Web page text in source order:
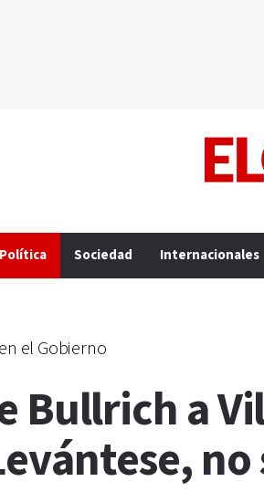
Política Sociedad Internacionales
el Gobierno
Bullrich a